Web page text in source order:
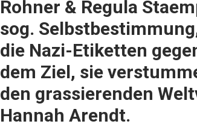
Rohner & Regula
sog.
die Nazi-Etiketten
dem Ziel, sie
den grassierenden
Hannah Arendt.